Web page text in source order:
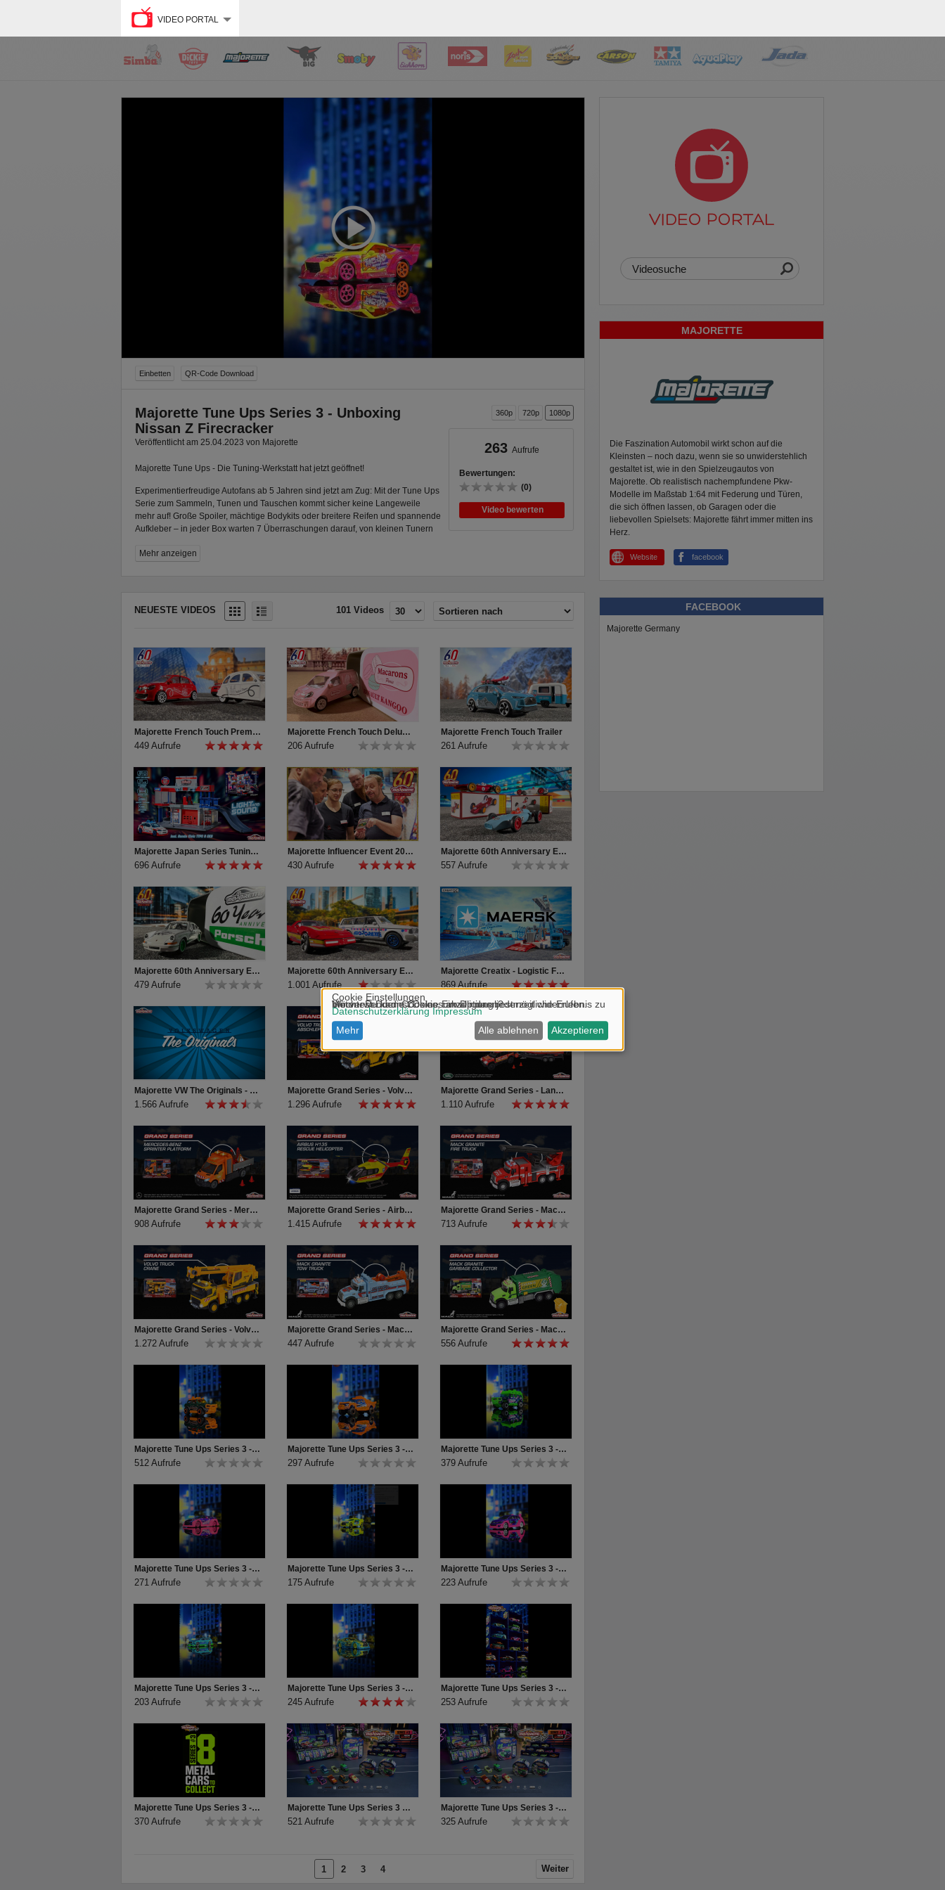
VIDEO PORTAL
Einbetten QR-Code Download
Majorette Tune Ups Series 3 - Unboxing
Nissan Z Firecracker
Veröffentlicht am 25.04.2023 von Majorette
Majorette Tune Ups - Die Tuning-Werkstatt hat jetzt geöffnet!
Experimentierfreudige Autofans ab 5 Jahren sind jetzt am Zug: Mit der Tune Ups
Serie zum Sammeln, Tunen und Tauschen kommt sicher keine Langeweile
mehr auf! Große Spoiler, mächtige Bodykits oder breitere Reifen und spannende
Aufkleber – in jeder Box warten 7 Überraschungen darauf, von kleinen Tunern
18 spannende Modelle in verschiedenen Varianten von Nissan GT-R,
Renault Megane R.S. und Volkswagen Golf stehen zur Auswahl. Finde den ultra
seltenen Nissan Z mit coolen Aufdrucken, Glitzerbodykit und breiteren Reifen.
Mehr entdecken: https://tuneups.majorette.com/de/
Mehr anzeigen
360p 720p 1080p
263 Aufrufe
Bewertungen:
(0)
Video bewerten
NEUESTE VIDEOS 101 Videos
Majorette French Touch Premium Cars
449 Aufrufe
Majorette French Touch Deluxe Cars
206 Aufrufe
Majorette French Touch Trailer
261 Aufrufe
Majorette Japan Series Tuning Garage
696 Aufrufe
Majorette Influencer Event 2024
430 Aufrufe
Majorette 60th Anniversary Edition First Ever
557 Aufrufe
Majorette 60th Anniversary Edition Deluxe Cars
479 Aufrufe
Majorette 60th Anniversary Edition Premium Cars
1.001 Aufrufe
Majorette Creatix - Logistic Freight Ship
869 Aufrufe
Majorette VW The Originals - T1 Carry Case
1.566 Aufrufe
Majorette Grand Series - Volvo Truck Abschleppwagen ADAC Produktvideo
1.296 Aufrufe
Majorette Grand Series - Land Rover Fire Rescue Boat Produktvideo
1.110 Aufrufe
Majorette Grand Series - Mercedes-Benz Sprinter Platform Produktvideo
908 Aufrufe
Majorette Grand Series - Airbus H135 Rescue Helicopter Produktvideo
1.415 Aufrufe
Majorette Grand Series - Mack Granite Fire Truck Produktvideo
713 Aufrufe
Majorette Grand Series - Volvo Truck Crane Produktvideo
1.272 Aufrufe
Majorette Grand Series - Mack Granite Tow Truck Produktvideo
447 Aufrufe
Majorette Grand Series - Mack Granite Garbage Collector Produktvideo
556 Aufrufe
Majorette Tune Ups Series 3 - Unboxing Ford Bronco Wildtrak
512 Aufrufe
Majorette Tune Ups Series 3 - Unboxing Ford F-150 Raptor Jumpstar
297 Aufrufe
Majorette Tune Ups Series 3 - Unboxing Mercedes Benz G500 Forest
379 Aufrufe
Majorette Tune Ups Series 3 - Unboxing Nissan GTR Sakura
271 Aufrufe
Majorette Tune Ups Series 3 - Unboxing Toyota GT86 Rallyshox
175 Aufrufe
Majorette Tune Ups Series 3 - Unboxing Volkswagen Golf Splash
223 Aufrufe
Majorette Tune Ups Series 3 - Unboxing Volvo V90 Ice Mint
203 Aufrufe
Majorette Tune Ups Series 3 - Unboxing Nissan GTR Green Beast
245 Aufrufe
Majorette Tune Ups Series 3 - Teaser Pyramide
253 Aufrufe
Majorette Tune Ups Series 3 - Teaser
370 Aufrufe
Majorette Tune Ups Series 3 TV Spot
521 Aufrufe
Majorette Tune Ups Series 3 - TV Spot für online
325 Aufrufe
1 2 3 4 Weiter
VIDEO PORTAL
MAJORETTE
Die Faszination Automobil wirkt schon auf die
Kleinsten – noch dazu, wenn sie so unwiderstehlich
gestaltet ist, wie in den Spielzeugautos von
Majorette. Ob realistisch nachempfundene Pkw-
Modelle im Maßstab 1:64 mit Federung und Türen,
die sich öffnen lassen, ob Garagen oder die
liebevollen Spielsets: Majorette fährt immer mitten ins
Herz.
Website facebook
FACEBOOK
Majorette Germany